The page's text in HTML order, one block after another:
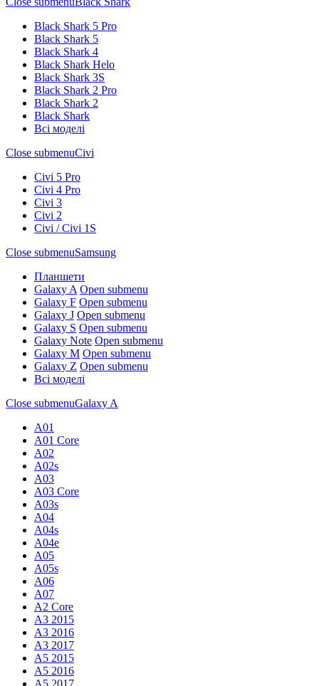
Black Shark 5 Pro
Black Shark 5
Black Shark 4
Black Shark Helo
Black Shark 3S
Black Shark 2 Pro
Black Shark 2
Black Shark
Всі моделі
Close submenuCivi
Civi 5 Pro
Civi 4 Pro
Civi 3
Civi 2
Civi / Civi 1S
Close submenuSamsung
Планшети
Galaxy A Open submenu
Galaxy F Open submenu
Galaxy J Open submenu
Galaxy S Open submenu
Galaxy Note Open submenu
Galaxy M Open submenu
Galaxy Z Open submenu
Всі моделі
Close submenuGalaxy A
A01
A01 Core
A02
A02s
A03
A03 Core
A03s
A04
A04s
A04e
A05
A05s
A06
A07
A2 Core
A3 2015
A3 2016
A3 2017
A5 2015
A5 2016
A5 2017